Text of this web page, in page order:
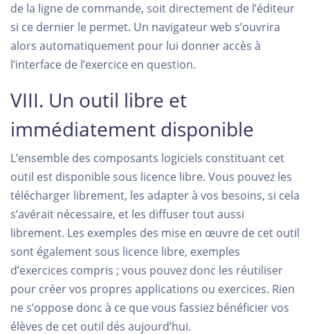
de la ligne de commande, soit directement de l’éditeur
si ce dernier le permet. Un navigateur web s’ouvrira
alors automatiquement pour lui donner accès à
l’interface de l’exercice en question.
VIII. Un outil libre et
immédiatement disponible
L’ensemble des composants logiciels constituant cet
outil est disponible sous licence libre. Vous pouvez les
télécharger librement, les adapter à vos besoins, si cela
s’avérait nécessaire, et les diffuser tout aussi
librement. Les exemples des mise en œuvre de cet outil
sont également sous licence libre, exemples
d’exercices compris ; vous pouvez donc les réutiliser
pour créer vos propres applications ou exercices. Rien
ne s’oppose donc à ce que vous fassiez bénéficier vos
élèves de cet outil dés aujourd’hui.